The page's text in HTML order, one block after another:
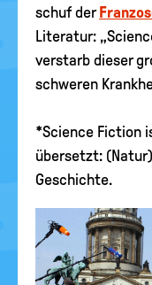
schuf der
Literatur:
verstarb dieser
schweren
*Science Fiction
übersetzt:
Geschichte.